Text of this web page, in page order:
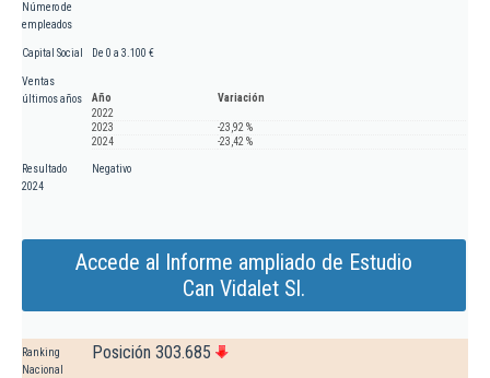
Número de
empleados
Capital Social De 0 a 3.100 €
Ventas
últimos años
Año
Variación
2022
2023
-23,92 %
2024
-23,42 %
Resultado
2024
Negativo
Accede al Informe ampliado de Estudio
Can Vidalet Sl.
Ranking
Nacional
Posición 303.685